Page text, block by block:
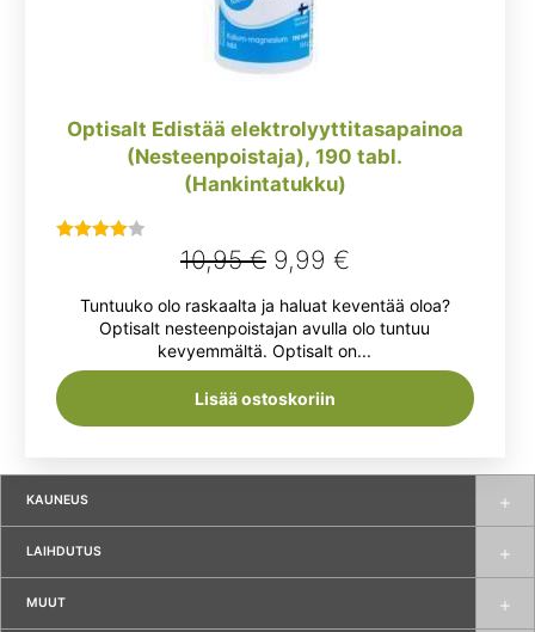
KAUNEUS
LAIHDUTUS
MUUT
Optisalt Edistää elektrolyyttitasapainoa
(Nesteenpoistaja), 190 tabl.
(Hankintatukku)
4.00/ 5
10,95€ Alkuperäinen
hinta
oli:
10,95 €.
9,99 €Nykyinen
hinta
on:
9,99 €.
Tuntuuko olo raskaalta ja haluat keventää oloa?
Optisalt nesteenpoistajan avulla olo tuntuu
kevyemmältä. Optisalt on...
Lisää ostoskoriin